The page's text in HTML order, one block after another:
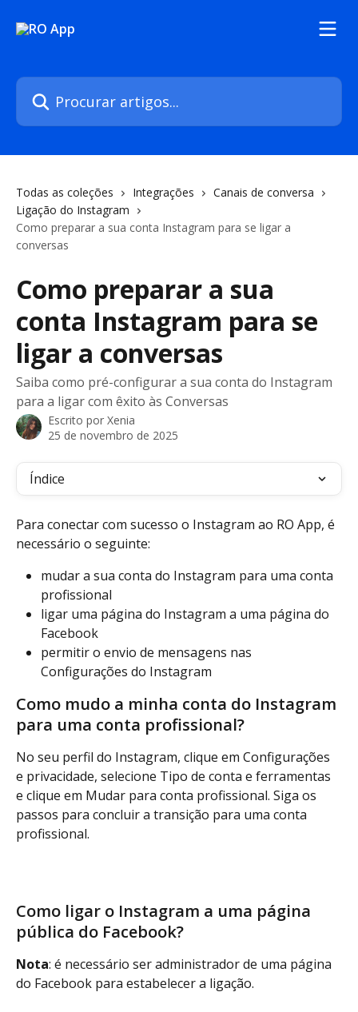
Procurar artigos...
Todas as coleções Integrações
Canais de conversa
Ligação do Instagram
Como preparar a sua conta Instagram para se ligar a
conversas
Como preparar a sua
conta Instagram para se
ligar a conversas
Saiba como pré-configurar a sua conta do Instagram
para a ligar com êxito às Conversas
Escrito por Xenia
25 de novembro de 2025
Índice
Para conectar com sucesso o Instagram ao RO App, é
necessário o seguinte:
mudar a sua conta do Instagram para uma conta
profissional
ligar uma página do Instagram a uma página do
Facebook
permitir o envio de mensagens nas
Configurações do Instagram
Como mudo a minha conta do Instagram
para uma conta profissional?
No seu perfil do Instagram, clique em Configurações
e privacidade, selecione Tipo de conta e ferramentas
e clique em Mudar para conta profissional. Siga os
passos para concluir a transição para uma conta
profissional.
Como ligar o Instagram a uma página
pública do Facebook?
Nota: é necessário ser administrador de uma página
do Facebook para estabelecer a ligação.